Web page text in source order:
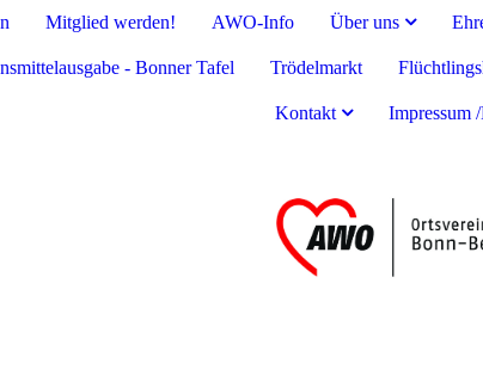
Mitglied werden! AWO-Info Über uns
- Bonner Tafel Trödelmarkt
Kontakt Impressum